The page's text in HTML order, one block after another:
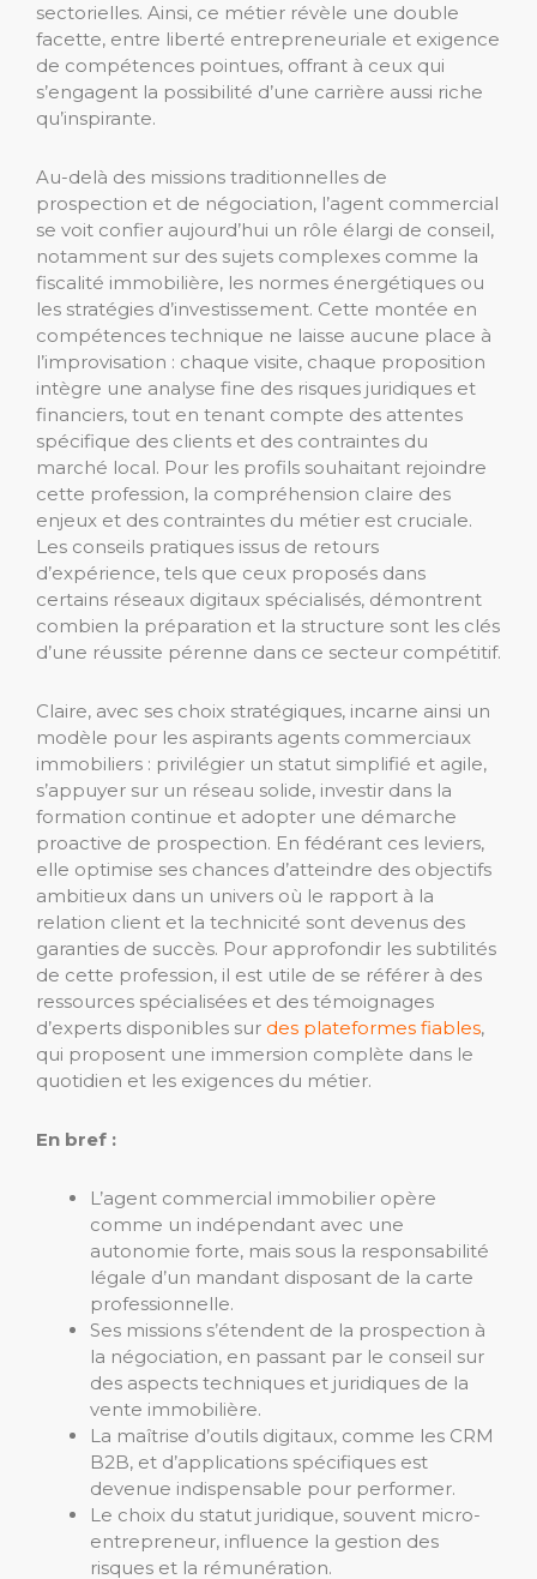
sectorielles. Ainsi, ce métier révèle une double
facette, entre liberté entrepreneuriale et exigence
de compétences pointues, offrant à ceux qui
s’engagent la possibilité d’une carrière aussi riche
qu’inspirante.
Au-delà des missions traditionnelles de
prospection et de négociation, l’agent commercial
se voit confier aujourd’hui un rôle élargi de conseil,
notamment sur des sujets complexes comme la
fiscalité immobilière, les normes énergétiques ou
les stratégies d’investissement. Cette montée en
compétences technique ne laisse aucune place à
l’improvisation : chaque visite, chaque proposition
intègre une analyse fine des risques juridiques et
financiers, tout en tenant compte des attentes
spécifique des clients et des contraintes du
marché local. Pour les profils souhaitant rejoindre
cette profession, la compréhension claire des
enjeux et des contraintes du métier est cruciale.
Les conseils pratiques issus de retours
d’expérience, tels que ceux proposés dans
certains réseaux digitaux spécialisés, démontrent
combien la préparation et la structure sont les clés
d’une réussite pérenne dans ce secteur compétitif.
Claire, avec ses choix stratégiques, incarne ainsi un
modèle pour les aspirants agents commerciaux
immobiliers : privilégier un statut simplifié et agile,
s’appuyer sur un réseau solide, investir dans la
formation continue et adopter une démarche
proactive de prospection. En fédérant ces leviers,
elle optimise ses chances d’atteindre des objectifs
ambitieux dans un univers où le rapport à la
relation client et la technicité sont devenus des
garanties de succès. Pour approfondir les subtilités
de cette profession, il est utile de se référer à des
ressources spécialisées et des témoignages
d’experts disponibles sur des plateformes fiables,
qui proposent une immersion complète dans le
quotidien et les exigences du métier.
En bref :
L’agent commercial immobilier opère
comme un indépendant avec une
autonomie forte, mais sous la responsabilité
légale d’un mandant disposant de la carte
professionnelle.
Ses missions s’étendent de la prospection à
la négociation, en passant par le conseil sur
des aspects techniques et juridiques de la
vente immobilière.
La maîtrise d’outils digitaux, comme les CRM
B2B, et d’applications spécifiques est
devenue indispensable pour performer.
Le choix du statut juridique, souvent micro-
entrepreneur, influence la gestion des
risques et la rémunération.